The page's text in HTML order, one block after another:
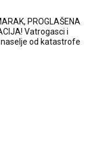
PROGLAŠENA
Vatrogasci i
od katastrofe